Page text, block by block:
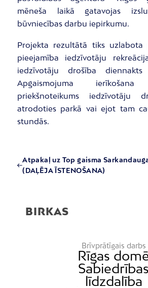
mēneša laikā gatavojas
būvniecības darbu iepirkumu.
Projekta rezultātā tiks uzlabota
pieejamība iedzīvotāju
iedzīvotāju drošība diennakts
Apgaismojuma
priekšnoteikums iedzīvotāju
atrodoties parkā vai ejot tam
stundās.
Atpakaļ uz Top gaisma
(DAĻĒJA ĪSTENOŠANA)
BIRKAS
Brīvprātīgais darbs
Rīgas
Sabiedrības
līdzdalība